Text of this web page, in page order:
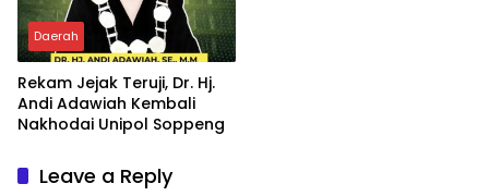
Daerah
Rekam Jejak Teruji, Dr. Hj.
Andi Adawiah Kembali
Nakhodai Unipol Soppeng
Leave a Reply